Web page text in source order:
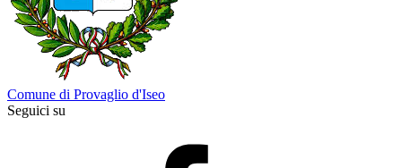
Comune di Provaglio d'Iseo
Seguici su